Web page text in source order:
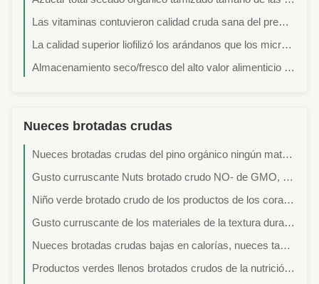
Las vitaminas contuvieron calidad cruda sana del premio del ingrediente de la fruta seca del kiwi
La calidad superior liofilizó los arándanos que los microelementos contuvieron buen gusto
Almacenamiento seco/fresco del alto valor alimenticio de la baya de los bocados azules de los frutos secos del lugar
Nueces brotadas crudas
Nueces brotadas crudas del pino orgánico ningún material manual a dedo del color de comida con servicio del OEM
Gusto curruscante Nuts brotado crudo NO- de GMO, nueces de pino crudas con la certificación de BRC
Niño verde brotado crudo de los productos de los corazones el Nuts100% de las semillas de girasol amistoso
Gusto curruscante de los materiales de la textura dura Nuts cruda original de los cacahuetes bueno para el estómago
Nueces brotadas crudas bajas en calorías, nueces tamizadas tamaño de los corazones de la semilla de calabaza
Productos verdes llenos brotados crudos de la nutrición el 100% de GMO de las nueces de la macadamia de las almendras NO